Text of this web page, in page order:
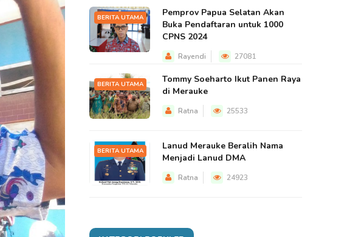
BERITA UTAMA
Pemprov Papua Selatan Akan
Buka Pendaftaran untuk 1000
CPNS 2024
Rayendi 27081
BERITA UTAMA
Tommy Soeharto Ikut Panen Raya
di Merauke
Ratna 25533
BERITA UTAMA
Lanud Merauke Beralih Nama
Menjadi Lanud DMA
Ratna 24923